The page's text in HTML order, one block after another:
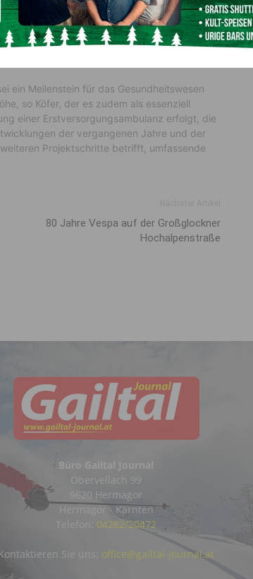
Gerhard Köfer.
ein Meilenstein für das Gesundheitswesen
so Köfer, der es zudem als essenziell
einer Erstversorgungsambulanz erfolgt, die
der vergangenen Jahre und der
Projektschritte betrifft, umfassende
80 Jahre Vespa auf der Großglockner
Hochalpenstraße
Büro Gailtal Journal
Obervellach 99
9620 Hermagor
Hermagor - Kärnten
Telefon: 04282/20472
Sie uns: office@gailtal-journal.at